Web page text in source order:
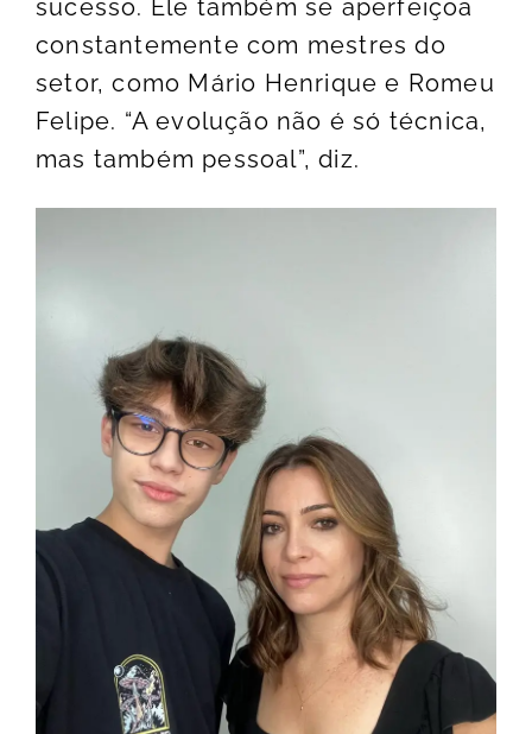
sucesso. Ele também se aperfeiçoa
constantemente com mestres do
setor, como Mário Henrique e Romeu
Felipe. “A evolução não é só técnica,
mas também pessoal”, diz.